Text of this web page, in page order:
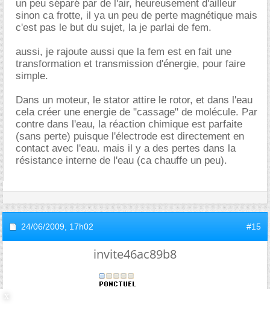
un peu séparé par de l'air, heureusement d'ailleur
sinon ca frotte, il ya un peu de perte magnétique mais
c'est pas le but du sujet, la je parlai de fem.
aussi, je rajoute aussi que la fem est en fait une
transformation et transmission d'énergie, pour faire
simple.
Dans un moteur, le stator attire le rotor, et dans l'eau
cela créer une energie de "cassage" de molécule. Par
contre dans l'eau, la réaction chimique est parfaite
(sans perte) puisque l'électrode est directement en
contact avec l'eau. mais il y a des pertes dans la
résistance interne de l'eau (ca chauffe un peu).
24/06/2009, 17h02 #15
invite46ac89b8